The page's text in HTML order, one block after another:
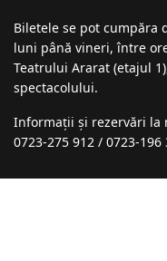
Biletele se pot cumpăra
luni până vineri, între
Teatrului Ararat (etajul
spectacolului.
Informații şi rezervări la
0723-275 912 / 0723-196